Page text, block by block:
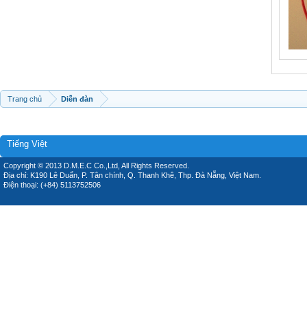
Trang chủ Diễn đàn
Tiếng Việt
Copyright © 2013 D.M.E.C Co.,Ltd, All Rights Reserved.
Địa chỉ: K190 Lê Duẩn, P. Tân chính, Q. Thanh Khê, Thp. Đà Nẵng, Việt Nam.
Điện thoại: (+84) 5113752506